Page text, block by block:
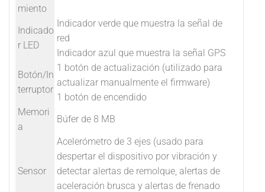
miento
Indicado
r LED
Indicador verde que muestra la señal de
red
Indicador azul que muestra la señal GPS
Botón/In
terruptor
1 botón de actualización (utilizado para
actualizar manualmente el firmware)
1 botón de encendido
Memori
a
Búfer de 8 MB
Sensor
Acelerómetro de 3 ejes (usado para
despertar el dispositivo por vibración y
detectar alertas de remolque, alertas de
aceleración brusca y alertas de frenado